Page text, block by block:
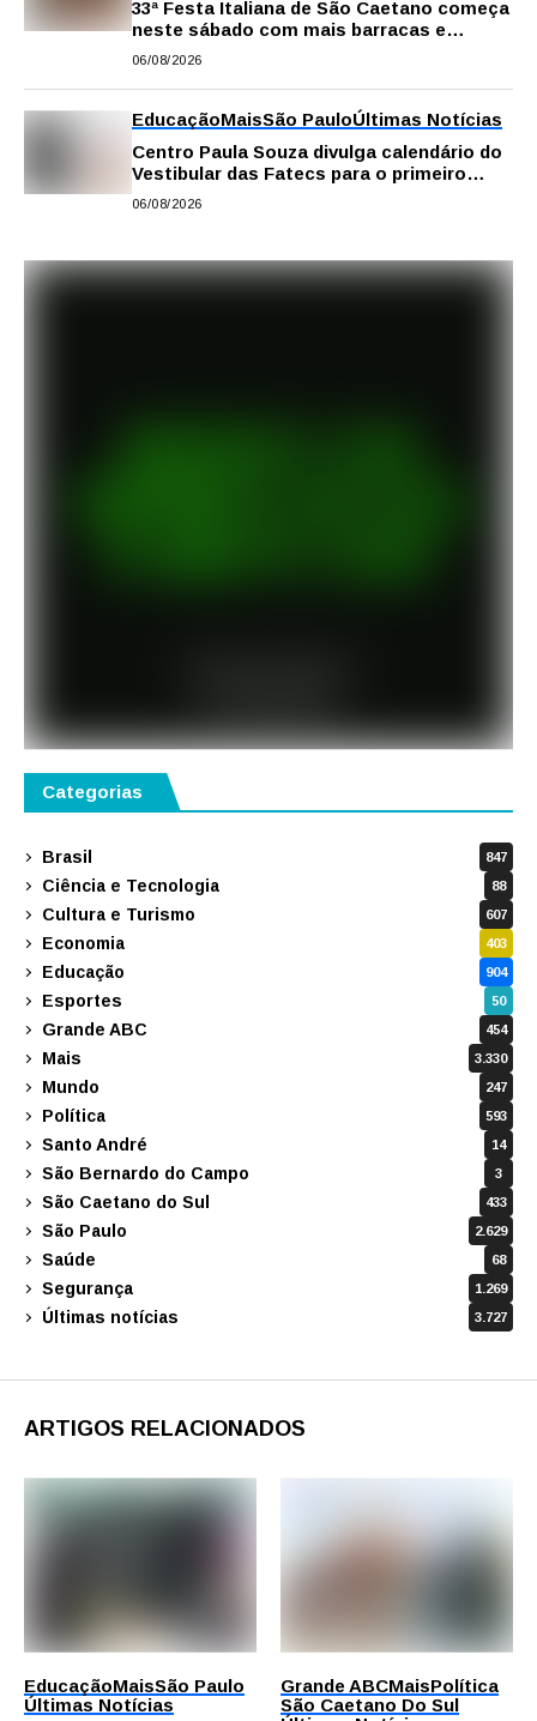
33ª Festa Italiana de São Caetano começa
neste sábado com mais barracas e
novidades em decoração e atrações
06/08/2026
EducaçãoMaisSão PauloÚltimas Notícias
Centro Paula Souza divulga calendário do
Vestibular das Fatecs para o primeiro
semestre de 2027
06/08/2026
Categorias
Brasil 847
Ciência e Tecnologia 88
Cultura e Turismo 607
Economia 403
Educação 904
Esportes 50
Grande ABC 454
Mais 3.330
Mundo 247
Política 593
Santo André 14
São Bernardo do Campo 3
São Caetano do Sul 433
São Paulo 2.629
Saúde 68
Segurança 1.269
Últimas notícias 3.727
ARTIGOS RELACIONADOS
EducaçãoMaisSão Paulo
Últimas Notícias
Grande ABCMaisPolítica
São Caetano Do Sul